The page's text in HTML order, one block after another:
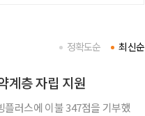
최신순
정확도순
계층 자립 지원
러스에 이불 347점을 기부했